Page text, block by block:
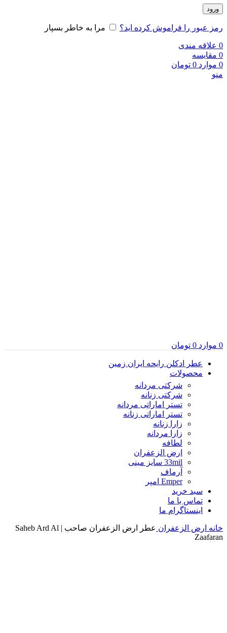
ورود
رمز عبور را فراموش کرده اید؟ مرا به خاطر بسپار
0 علاقه مندی
0 مقایسه
0 موارد 0 تومان
منو
0 موارد 0 تومان
عطر ادکلن رایحه ایران زمین
محصولات
شرکتی مردانه
شرکتی زنانه
تستر اماراتی مردانه
تستر اماراتی زنانه
زارا زنانه
زارا مردانه
لطافه
ارض الزعفران
33mil سایز مینی
آرماف
Emper امپر
سبد خرید
تماس با ما
اینستاگرام ما
خانه ارض الزعفران
عطر ارض الزعفران صاحب | Saheb Ard Al
Zaafaran